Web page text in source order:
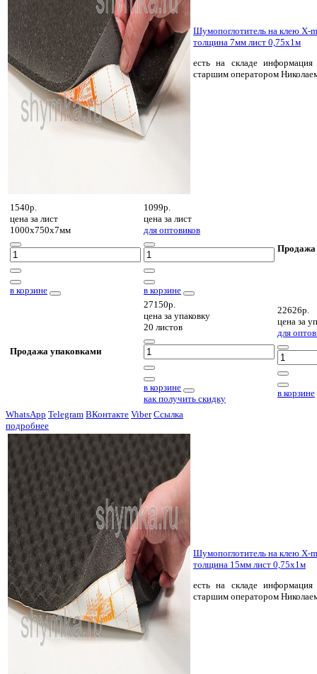
Шумопоглотитель на клею X-
толщина 7мм лист 0,75х1м
есть на складе информация
старшим оператором
1540р.
цена за лист
1000х750х7мм
в корзине
1099р.
цена за лист
для оптовиков
в корзине
Продажа
Продажа упаковками
27150р.
цена за упаковку
20 листов
в корзине
как получить скидку
22626р.
цена за
для
в корзине
WhatsApp Telegram ВКонтакте Viber Ссылка
подробнее
Шумопоглотитель на клею X-
толщина 15мм лист 0,75х1м
есть на складе информация
старшим оператором